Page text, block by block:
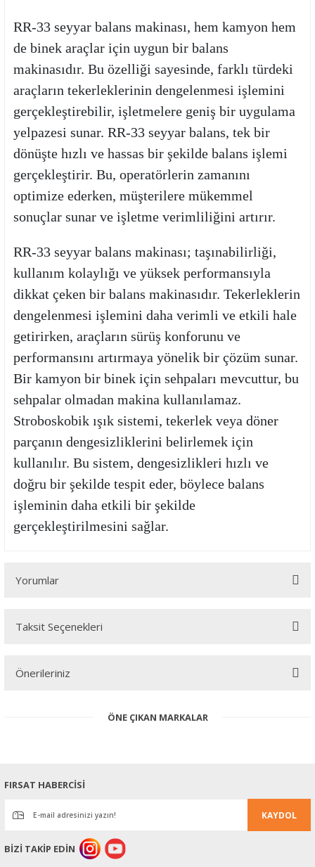
RR-33 seyyar balans makinası, hem kamyon hem
de binek araçlar için uygun bir balans
makinasıdır. Bu özelliği sayesinde, farklı türdeki
araçların tekerleklerinin dengelenmesi işlemini
gerçekleştirebilir, işletmelere geniş bir uygulama
yelpazesi sunar. RR-33 seyyar balans, tek bir
dönüşte hızlı ve hassas bir şekilde balans işlemi
gerçekleştirir. Bu, operatörlerin zamanını
optimize ederken, müşterilere mükemmel
sonuçlar sunar ve işletme verimliliğini artırır.
RR-33 seyyar balans makinası; taşınabilirliği,
kullanım kolaylığı ve yüksek performansıyla
dikkat çeken bir balans makinasıdır. Tekerleklerin
dengelenmesi işlemini daha verimli ve etkili hale
getirirken, araçların sürüş konforunu ve
performansını artırmaya yönelik bir çözüm sunar.
Bir kamyon bir binek için sehpaları mevcuttur, bu
sehpalar olmadan makina kullanılamaz.
Stroboskobik ışık sistemi, tekerlek veya döner
parçanın dengesizliklerini belirlemek için
kullanılır. Bu sistem, dengesizlikleri hızlı ve
doğru bir şekilde tespit eder, böylece balans
işleminin daha etkili bir şekilde
gerçekleştirilmesini sağlar.
Yorumlar
Taksit Seçenekleri
Önerileriniz
konularda yetersiz gördüğünüz noktaları öneri formunu kullanarak
Ürün resmi kalitesiz, bozuk veya görüntülenemiyor.
Ürün bilgilerinde hatalar bulunuyor.
Ürün fiyatı diğer sitelerden daha pahalı.
Bu ürüne benzer farklı alternatifler olmalı.
ÖNE ÇIKAN MARKALAR
FIRSAT HABERCİSİ
KAYDOL
BİZİ TAKİP EDİN